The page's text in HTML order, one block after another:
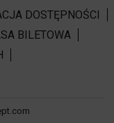
DOSTĘPNOŚCI
BILETOWA